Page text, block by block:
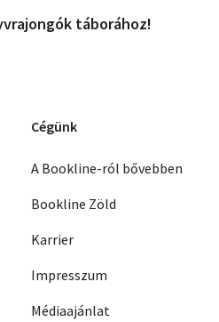
táborához!
Cégünk
A Bookline-ról bővebben
Bookline Zöld
Karrier
Impresszum
Médiaajánlat